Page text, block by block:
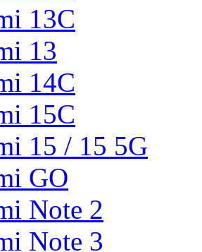
13C
13
14C
15C
15 / 15 5G
GO
Note 2
Note 3